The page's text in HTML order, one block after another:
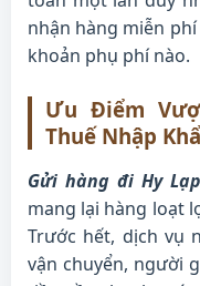
nhận hàng miễn
khoản phụ phí nào.
Ưu Điểm
Thuế Nhập
Gửi hàng đi Hy
mang lại hàng loạt
Trước hết, dịch vụ
vận chuyển, người